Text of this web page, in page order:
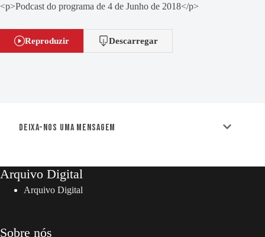
<p>Podcast do programa de 4 de Junho de 2018</p>
Reproduzir Descarregar
Deixa-nos uma mensagem
Arquivo Digital
Arquivo Digital
Sobre nós